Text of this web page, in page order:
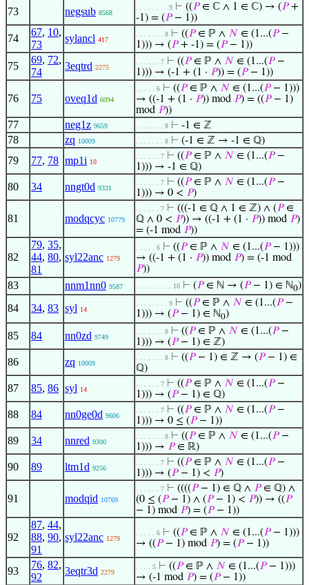
73 negsub 8568
. . . . . . . . 9 ⊢ ((𝑃∈ ℂ ∧ 1 ∈ ℂ) → (𝑃+
-1) = (𝑃− 1))
74
67, 10,
73
sylancl 417
. . . . . . . 8 ⊢ ((𝑃∈ ℙ ∧ 𝑁 ∈ (1...(𝑃−
1))) → (𝑃+ -1) = (𝑃− 1))
75
69, 72,
74
3eqtrd 2275
. . . . . . 7 ⊢ ((𝑃∈ ℙ ∧ 𝑁 ∈ (1...(𝑃−
1))) → (-1 + (1 · 𝑃)) = (𝑃− 1))
76 75 oveq1d 6094
. . . . . 6 ⊢ ((𝑃∈ ℙ ∧ 𝑁 ∈ (1...(𝑃− 1)))
→ ((-1 + (1 · 𝑃)) mod 𝑃) = ((𝑃− 1)
mod 𝑃))
77 neg1z 9659 . . . . . . . 8 ⊢ -1 ∈ ℤ
78 zq 10009 . . . . . . . 8 ⊢ (-1 ∈ ℤ → -1 ∈ ℚ)
79 77, 78 mp1i 10
. . . . . . 7 ⊢ ((𝑃∈ ℙ ∧ 𝑁 ∈ (1...(𝑃−
1))) → -1 ∈ ℚ)
80 34 nngt0d 9331
. . . . . . 7 ⊢ ((𝑃∈ ℙ ∧ 𝑁 ∈ (1...(𝑃−
1))) → 0 < 𝑃)
81 modqcyc 10779
. . . . . . 7 ⊢ (((-1 ∈ ℚ ∧ 1 ∈ ℤ) ∧ (𝑃∈
ℚ ∧ 0 < 𝑃)) → ((-1 + (1 · 𝑃)) mod 𝑃)
= (-1 mod 𝑃))
82
79, 35,
44, 80,
81
syl22anc 1279
. . . . . 6 ⊢ ((𝑃∈ ℙ ∧ 𝑁 ∈ (1...(𝑃− 1)))
→ ((-1 + (1 · 𝑃)) mod 𝑃) = (-1 mod
𝑃))
83 nnm1nn0 9587 . . . . . . . . . 10 ⊢ (𝑃∈ ℕ → (𝑃− 1) ∈ ℕ0)
84 34, 83 syl 14
. . . . . . . . 9 ⊢ ((𝑃∈ ℙ ∧ 𝑁 ∈ (1...(𝑃−
1))) → (𝑃− 1) ∈ ℕ0)
85 84 nn0zd 9749
. . . . . . . 8 ⊢ ((𝑃∈ ℙ ∧ 𝑁 ∈ (1...(𝑃−
1))) → (𝑃− 1) ∈ ℤ)
86 zq 10009
. . . . . . . 8 ⊢ ((𝑃− 1) ∈ ℤ → (𝑃− 1) ∈
ℚ)
87 85, 86 syl 14
. . . . . . 7 ⊢ ((𝑃∈ ℙ ∧ 𝑁 ∈ (1...(𝑃−
1))) → (𝑃− 1) ∈ ℚ)
88 84 nn0ge0d 9606
. . . . . . 7 ⊢ ((𝑃∈ ℙ ∧ 𝑁 ∈ (1...(𝑃−
1))) → 0 ≤ (𝑃− 1))
89 34 nnred 9300
. . . . . . . 8 ⊢ ((𝑃∈ ℙ ∧ 𝑁 ∈ (1...(𝑃−
1))) → 𝑃∈ ℝ)
90 89 ltm1d 9256
. . . . . . 7 ⊢ ((𝑃∈ ℙ ∧ 𝑁 ∈ (1...(𝑃−
1))) → (𝑃− 1) < 𝑃)
91 modqid 10769
. . . . . . 7 ⊢ ((((𝑃− 1) ∈ ℚ ∧ 𝑃∈ ℚ) ∧
(0 ≤ (𝑃− 1) ∧ (𝑃− 1) < 𝑃)) → ((𝑃
− 1) mod 𝑃) = (𝑃− 1))
92
87, 44,
88, 90,
91
syl22anc 1279
. . . . . 6 ⊢ ((𝑃∈ ℙ ∧ 𝑁 ∈ (1...(𝑃− 1)))
→ ((𝑃− 1) mod 𝑃) = (𝑃− 1))
93
76, 82,
92
3eqtr3d 2279
. . . . 5 ⊢ ((𝑃∈ ℙ ∧ 𝑁 ∈ (1...(𝑃− 1)))
→ (-1 mod 𝑃) = (𝑃− 1))